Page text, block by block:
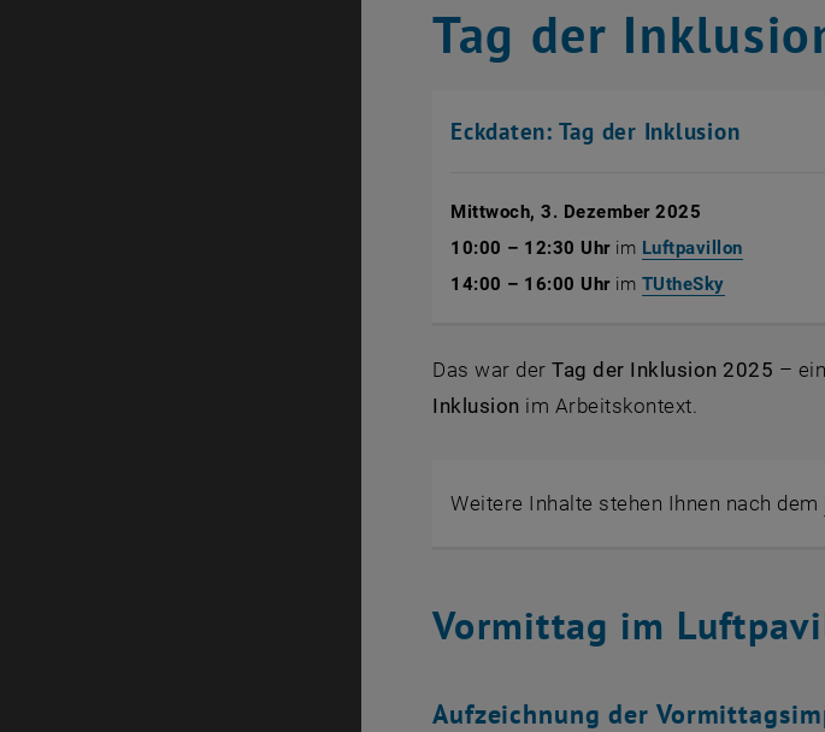
Tag der
Eckdaten: Tag der Inklusion
Mittwoch, 3. Dezember 2025
10:00 – 12:30 Uhrim Luftpavillon, öffnet
14:00 – 16:00 Uhrim TUtheSky, öffnet
Das war derTag der Inklusion 2025 –
Inklusion im Arbeitskontext.
Hinweis
Weitere Inhalte stehen Ihnen nach dem
Vormittag im
Aufzeichnung der